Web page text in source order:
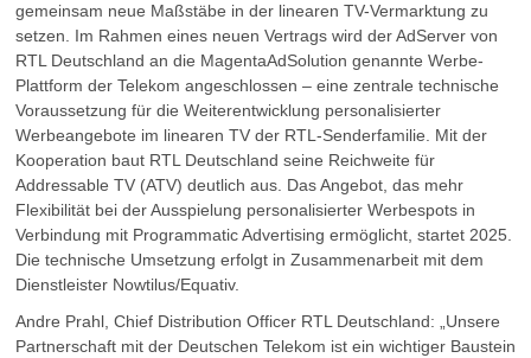
gemeinsam neue Maßstäbe in der linearen TV-Vermarktung zu
setzen. Im Rahmen eines neuen Vertrags wird der AdServer von
RTL Deutschland an die MagentaAdSolution genannte Werbe-
Plattform der Telekom angeschlossen – eine zentrale technische
Voraussetzung für die Weiterentwicklung personalisierter
Werbeangebote im linearen TV der RTL-Senderfamilie. Mit der
Kooperation baut RTL Deutschland seine Reichweite für
Addressable TV (ATV) deutlich aus. Das Angebot, das mehr
Flexibilität bei der Ausspielung personalisierter Werbespots in
Verbindung mit Programmatic Advertising ermöglicht, startet 2025.
Die technische Umsetzung erfolgt in Zusammenarbeit mit dem
Dienstleister Nowtilus/Equativ.
Andre Prahl, Chief Distribution Officer RTL Deutschland: „Unsere
Partnerschaft mit der Deutschen Telekom ist ein wichtiger Baustein